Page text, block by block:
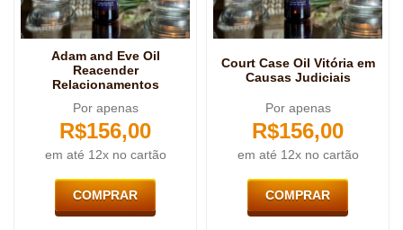
Adam and Eve Oil
Reacender
Relacionamentos
Por apenas
R$156,00
em até 12x no cartão
COMPRAR
Court Case Oil Vitória em
Causas Judiciais
Por apenas
R$156,00
em até 12x no cartão
COMPRAR